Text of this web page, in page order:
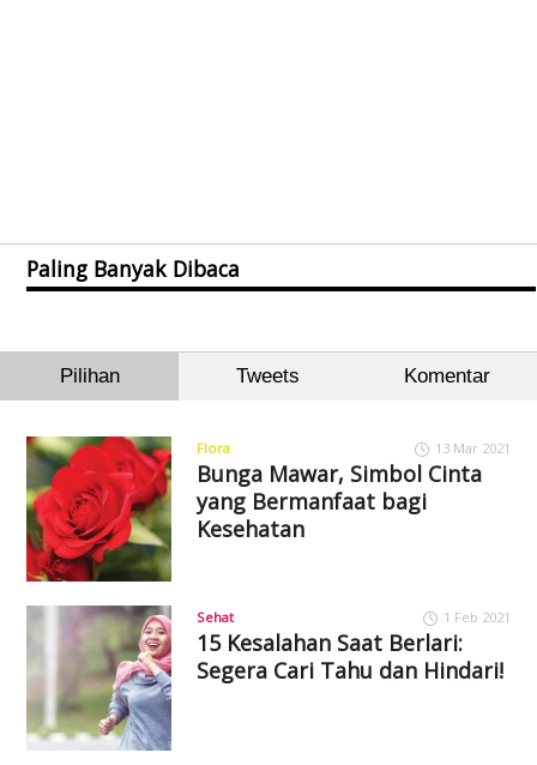
Paling Banyak Dibaca
Pilihan Tweets Komentar
Flora 13 Mar 2021
Bunga Mawar, Simbol Cinta
yang Bermanfaat bagi
Kesehatan
Sehat 1 Feb 2021
15 Kesalahan Saat Berlari:
Segera Cari Tahu dan Hindari!